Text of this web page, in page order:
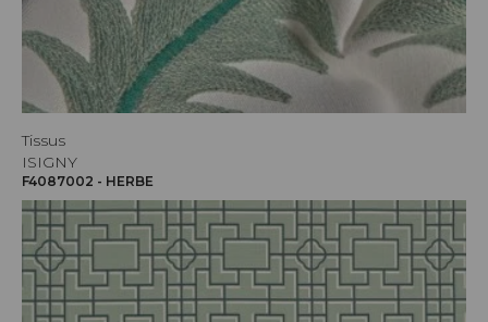
Tissus
ISIGNY
F4087002 - HERBE